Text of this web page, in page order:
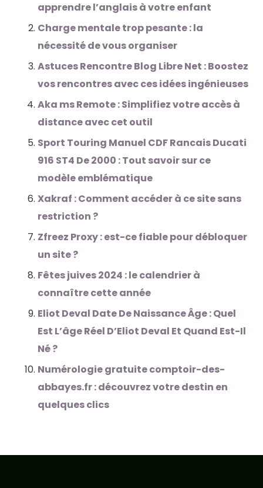
apprendre l’anglais à votre enfant
Charge mentale trop pesante : la
nécessité de vous organiser
Astuces Rencontre Blog Libre Net : Boostez
vos rencontres avec ces idées ingénieuses
Aka ms Remote : Simplifiez votre accès à
distance avec cet outil
Sport Touring Manuel CDF Rancais Ducati
916 ST4 De 2000 : Tout savoir sur ce
modèle emblématique
Xakraf : Comment accéder à ce site sans
restriction ?
Zfreez Proxy : est-ce fiable pour débloquer
un site ?
Fêtes juives 2024 : le calendrier à
connaître cette année
Eliot Deval Date De Naissance Âge : Quel
Est L’âge Réel D’Eliot Deval Et Quand Est-Il
Né ?
Numérologie gratuite comptoir-des-
abbayes.fr : découvrez votre destin en
quelques clics